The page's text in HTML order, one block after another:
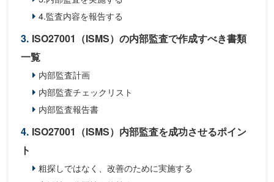
4.監査内容を報告する
ISO27001（ISMS）の内部監査で作成すべき書類
一覧
内部監査計画
内部監査チェックリスト
内部監査報告書
ISO27001（ISMS）内部監査を成功させるポイン
ト
粗探しではなく、改善のために実施する